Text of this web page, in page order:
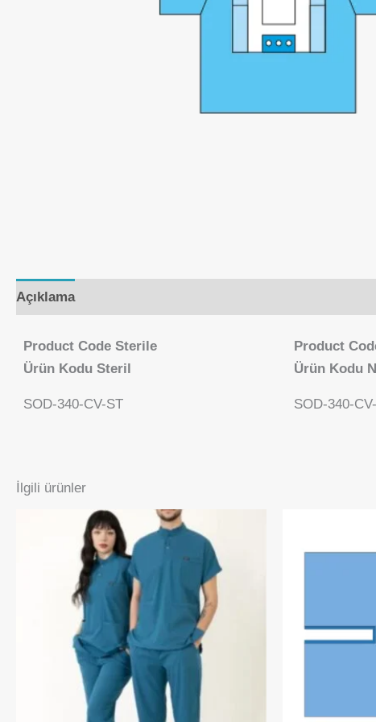
Açıklama
Product Code Sterile
Ürün Kodu Steril
Product
Ürün Kodu
SOD-340-CV-ST SOD-340-
İlgili ürünler